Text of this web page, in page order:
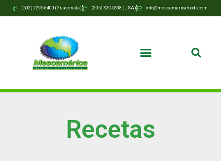
(502) 2295-6400 (Guatemala) (305) 320-5308 (USA) info@mesoamericafoods.com
Recetas